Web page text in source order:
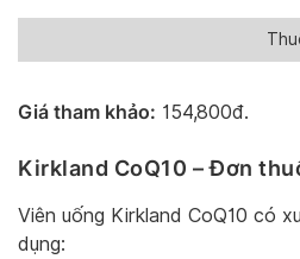
Giá tham khảo: 154,800đ.
Kirkland CoQ10 – Đơn
Viên uống Kirkland CoQ10 có
dụng: